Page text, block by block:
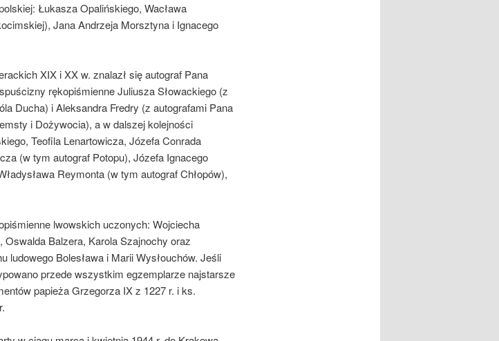
Łukasza Opalińskiego, Wacława
Jana Andrzeja Morsztyna i Ignacego
XIX i XX w. znalazł się autograf Pana
rękopiśmienne Juliusza Słowackiego (z
Ducha) i Aleksandra Fredry (z autografami Pana
i Dożywocia), a w dalszej kolejności
Teofila Lenartowicza, Józefa Conrada
(w tym autograf Potopu), Józefa Ignacego
Reymonta (w tym autograf Chłopów),
lwowskich uczonych: Wojciecha
Balzera, Karola Szajnochy oraz
ludowego Bolesława i Marii Wysłouchów. Jeśli
przede wszystkim egzemplarze najstarsze
papieża Grzegorza IX z 1227 r. i ks.